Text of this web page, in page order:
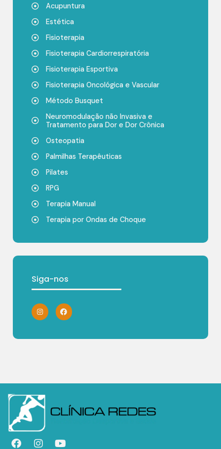
Acupuntura
Estética
Fisioterapia
Fisioterapia Cardiorrespiratória
Fisioterapia Esportiva
Fisioterapia Oncológica e Vascular
Método Busquet
Neuromodulação não Invasiva e
Tratamento para Dor e Dor Crônica
Osteopatia
Palmilhas Terapêuticas
Pilates
RPG
Terapia Manual
Terapia por Ondas de Choque
Siga-nos